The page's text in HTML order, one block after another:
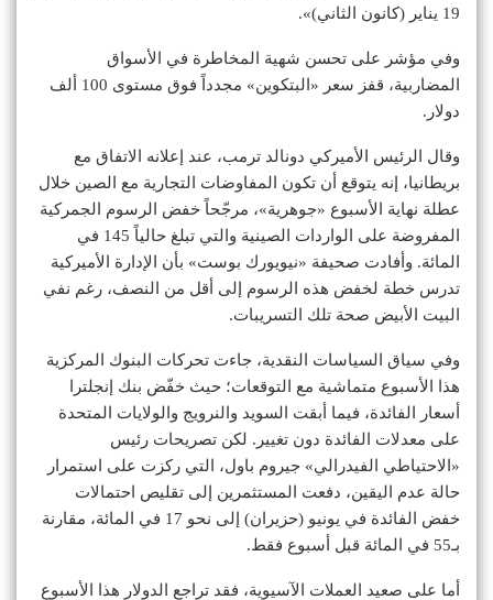
19 يناير (كانون الثاني)».
وفي مؤشر على تحسن شهية المخاطرة في الأسواق
المضاربية، قفز سعر «البتكوين» مجدداً فوق مستوى 100 ألف
دولار.
وقال الرئيس الأميركي دونالد ترمب، عند إعلانه الاتفاق مع
بريطانيا، إنه يتوقع أن تكون المفاوضات التجارية مع الصين خلال
عطلة نهاية الأسبوع «جوهرية»، مرجّحاً خفض الرسوم الجمركية
المفروضة على الواردات الصينية والتي تبلغ حالياً 145 في
المائة. وأفادت صحيفة «نيويورك بوست» بأن الإدارة الأميركية
تدرس خطة لخفض هذه الرسوم إلى أقل من النصف، رغم نفي
البيت الأبيض صحة تلك التسريبات.
وفي سياق السياسات النقدية، جاءت تحركات البنوك المركزية
هذا الأسبوع متماشية مع التوقعات؛ حيث خفّض بنك إنجلترا
أسعار الفائدة، فيما أبقت السويد والنرويج والولايات المتحدة
على معدلات الفائدة دون تغيير. لكن تصريحات رئيس
«الاحتياطي الفيدرالي» جيروم باول، التي ركزت على استمرار
حالة عدم اليقين، دفعت المستثمرين إلى تقليص احتمالات
خفض الفائدة في يونيو (حزيران) إلى نحو 17 في المائة، مقارنة
بـ55 في المائة قبل أسبوع فقط.
أما على صعيد العملات الآسيوية، فقد تراجع الدولار هذا الأسبوع